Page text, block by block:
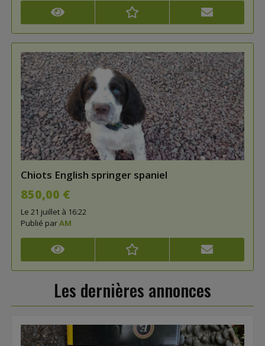
Les dernières annonces
Chiots English springer spaniel
850,00 €
Le 21 juillet à 16:22
Publié parAM